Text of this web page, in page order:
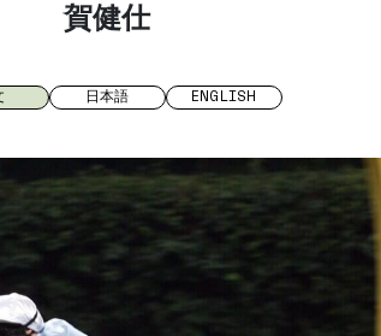
賀健仕
日本語 ENGLISH